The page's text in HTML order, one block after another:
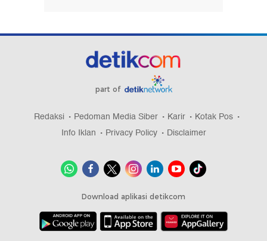
part of
Redaksi Pedoman Media Siber Karir
Kotak Pos
Info Iklan
Privacy Policy Disclaimer
Download aplikasi detikcom